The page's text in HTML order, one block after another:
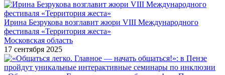
Ирина Безрукова возглавит жюри VIII Международного
фестиваля «Территория жеста»
Московская область
17 сентября 2025